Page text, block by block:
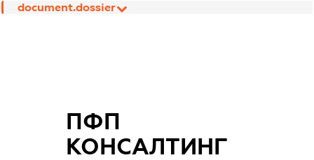
document.dossier
ПФП
КОНСАЛТИНГ